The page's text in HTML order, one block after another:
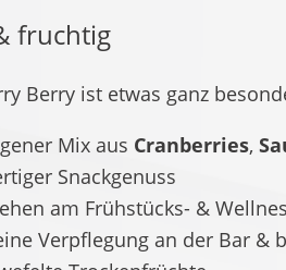
fruchtig
Berry ist etwas ganz
Mix aus Cranberries,
Snackgenuss
am Frühstücks- &
Verpflegung an der Bar &